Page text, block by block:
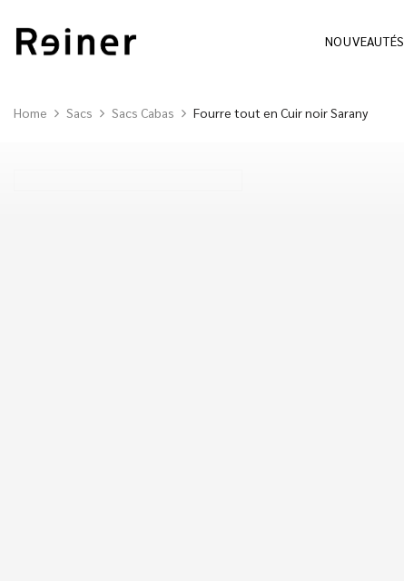
NOUVEAUTÉS
Home Sacs Sacs Cabas Fourre tout en Cuir noir Sarany